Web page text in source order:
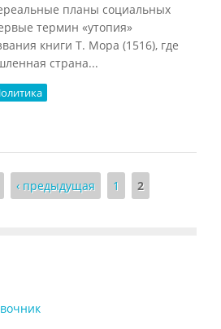
планы социальных
термин «утопия»
книги Т. Мора (1516), где
страна...
‹ предыдущая 1 2